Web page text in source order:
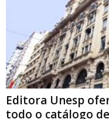
Editora Unesp
todo o catálogo